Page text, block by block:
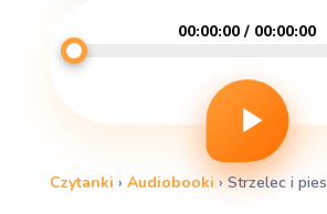
00:00:00 / 00:00:00
Czytanki › Audiobooki›Strzelec i pies